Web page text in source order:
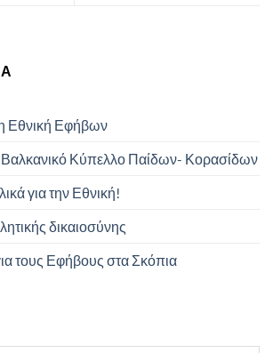
η Εθνική Εφήβων
Κύπελλο Παίδων- Κορασίδων
για την Εθνική!
δικαιοσύνης
τους Εφήβους στα Σκόπια